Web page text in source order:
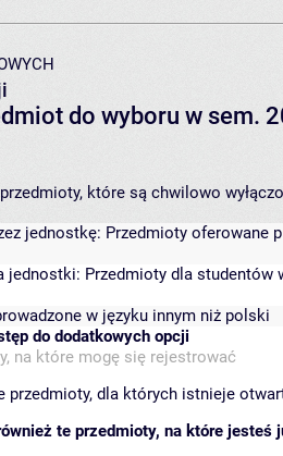
do wyboru w sem.
które są chwilowo
jednostkę: Przedmioty oferowane
jednostki: Przedmioty dla studentów
w języku innym niż polski
do dodatkowych opcji
na które mogę się rejestrować
przedmioty, dla których istnieje
te przedmioty, na które jesteś